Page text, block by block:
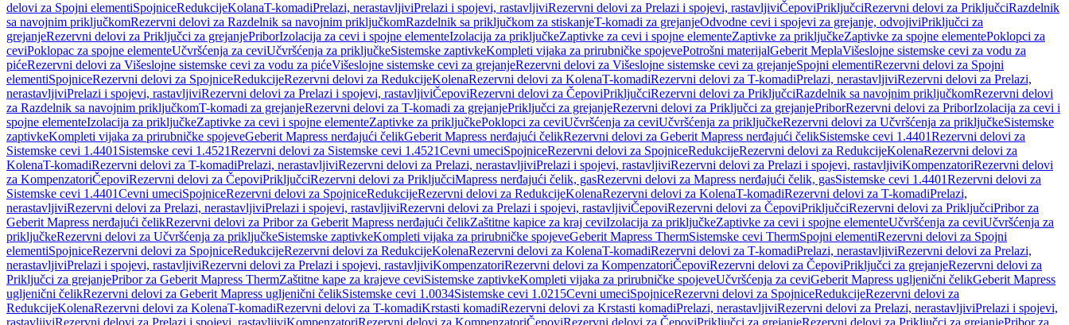
delovi za Spojni elementiSpojniceRedukcijeKolanaT-komadiPrelazi, nerastavljiviPrelazi i spojevi, rastavljiviRezervni delovi za Prelazi i spojevi, rastavljiviČepoviPriključciRezervni delovi za PriključciRazdelnik
sa navojnim priključkomRezervni delovi za Razdelnik sa navojnim priključkomRazdelnik sa priključkom za stiskanjeT-komadi za grejanjeOdvodne cevi i spojevi za grejanje, odvojiviPriključci za
grejanjeRezervni delovi za Priključci za grejanjePriborIzolacija za cevi i spojne elementeIzolacija za priključkeZaptivke za cevi i spojne elementeZaptivke za priključkeZaptivke za spojne elementePoklopci za
ceviPoklopac za spojne elementeUčvršćenja za ceviUčvršćenja za priključkeSistemske zaptivkeKompleti vijaka za prirubničke spojevePotrošni materijalGeberit MeplaVišeslojne sistemske cevi za vodu za
pićeRezervni delovi za Višeslojne sistemske cevi za vodu za pićeVišeslojne sistemske cevi za grejanjeRezervni delovi za Višeslojne sistemske cevi za grejanjeSpojni elementiRezervni delovi za Spojni
elementiSpojniceRezervni delovi za SpojniceRedukcijeRezervni delovi za RedukcijeKolenaRezervni delovi za KolenaT-komadiRezervni delovi za T-komadiPrelazi, nerastavljiviRezervni delovi za Prelazi,
nerastavljiviPrelazi i spojevi, rastavljiviRezervni delovi za Prelazi i spojevi, rastavljiviČepoviRezervni delovi za ČepoviPriključciRezervni delovi za PriključciRazdelnik sa navojnim priključkomRezervni delovi
za Razdelnik sa navojnim priključkomT-komadi za grejanjeRezervni delovi za T-komadi za grejanjePriključci za grejanjeRezervni delovi za Priključci za grejanjePriborRezervni delovi za PriborIzolacija za cevi i
spojne elementeIzolacija za priključkeZaptivke za cevi i spojne elementeZaptivke za priključkePoklopci za ceviUčvršćenja za ceviUčvršćenja za priključkeRezervni delovi za Učvršćenja za priključkeSistemske
zaptivkeKompleti vijaka za prirubničke spojeveGeberit Mapress nerđajući čelikGeberit Mapress nerđajući čelikRezervni delovi za Geberit Mapress nerđajući čelikSistemske cevi 1.4401Rezervni delovi za
Sistemske cevi 1.4401 Sistemske cevi 1.4521Rezervni delovi za Sistemske cevi 1.4521Cevni umeciSpojniceRezervni delovi za SpojniceRedukcijeRezervni delovi za RedukcijeKolenaRezervni delovi za
KolenaT-komadiRezervni delovi za T-komadiPrelazi, nerastavljiviRezervni delovi za Prelazi, nerastavljiviPrelazi i spojevi, rastavljiviRezervni delovi za Prelazi i spojevi, rastavljiviKompenzatoriRezervni delovi
za KompenzatoriČepoviRezervni delovi za ČepoviPriključciRezervni delovi za PriključciMapress nerđajući čelik, gasRezervni delovi za Mapress nerđajući čelik, gasSistemske cevi 1.4401Rezervni delovi za
Sistemske cevi 1.4401Cevni umeciSpojniceRezervni delovi za SpojniceRedukcijeRezervni delovi za RedukcijeKolenaRezervni delovi za KolenaT-komadiRezervni delovi za T-komadiPrelazi,
nerastavljiviRezervni delovi za Prelazi, nerastavljiviPrelazi i spojevi, rastavljiviRezervni delovi za Prelazi i spojevi, rastavljiviČepoviRezervni delovi za ČepoviPriključciRezervni delovi za PriključciPribor za
Geberit Mapress nerđajući čelikRezervni delovi za Pribor za Geberit Mapress nerđajući čelikZaštitne kapice za kraj ceviIzolacija za priključkeZaptivke za cevi i spojne elementeUčvršćenja za ceviUčvršćenja za
priključkeRezervni delovi za Učvršćenja za priključkeSistemske zaptivkeKompleti vijaka za prirubničke spojeveGeberit Mapress ThermSistemske cevi ThermSpojni elementiRezervni delovi za Spojni
elementiSpojniceRezervni delovi za SpojniceRedukcijeRezervni delovi za RedukcijeKolenaRezervni delovi za KolenaT-komadiRezervni delovi za T-komadiPrelazi, nerastavljiviRezervni delovi za Prelazi,
nerastavljiviPrelazi i spojevi, rastavljiviRezervni delovi za Prelazi i spojevi, rastavljiviKompenzatoriRezervni delovi za KompenzatoriČepoviRezervni delovi za ČepoviPriključci za grejanjeRezervni delovi za
Priključci za grejanjePribor za Geberit Mapress ThermZaštitne kape za krajeve ceviSistemske zaptivkeKompleti vijaka za prirubničke spojeveUčvršćenja za ceviGeberit Mapress ugljenični čelikGeberit Mapress
ugljenični čelikRezervni delovi za Geberit Mapress ugljenični čelikSistemske cevi 1.0034Sistemske cevi 1.0215Cevni umeciSpojniceRezervni delovi za SpojniceRedukcijeRezervni delovi za
RedukcijeKolenaRezervni delovi za KolenaT-komadiRezervni delovi za T-komadiKrstasti komadiRezervni delovi za Krstasti komadiPrelazi, nerastavljiviRezervni delovi za Prelazi, nerastavljiviPrelazi i spojevi,
rastavljiviRezervni delovi za Prelazi i spojevi, rastavljiviKompenzatoriRezervni delovi za KompenzatoriČepoviRezervni delovi za ČepoviPriključci za grejanjeRezervni delovi za Priključci za grejanjePribor za